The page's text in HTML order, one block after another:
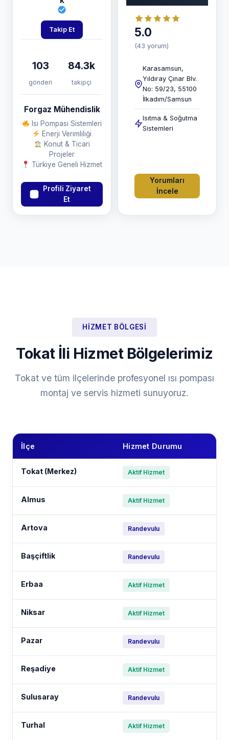
Takip Et
103
gönderi
84.3k
takipçi
Forgaz Mühendislik
Isı Pompası Sistemleri
Enerji Verimliliği
Konut & Ticari
Projeler
Türkiye Geneli Hizmet
Profili Ziyaret
Et
5.0
(43 yorum)
Karasamsun,
Yıldıray Çınar Blv.
No: 59/23, 55100
İlkadım/Samsun
Isıtma & Soğutma
Sistemleri
Yorumları
İncele
HIZMET BÖLGESI
Tokat İli Hizmet Bölgelerimiz
Tokat ve tüm ilçelerinde profesyonel ısı pompası
montaj ve servis hizmeti sunuyoruz.
İlçe Hizmet Durumu
Tokat (Merkez) Aktif Hizmet
Almus Aktif Hizmet
Artova Randevulu
Başçiftlik Randevulu
Erbaa Aktif Hizmet
Niksar Aktif Hizmet
Pazar Randevulu
Reşadiye Aktif Hizmet
Sulusaray Randevulu
Turhal Aktif Hizmet